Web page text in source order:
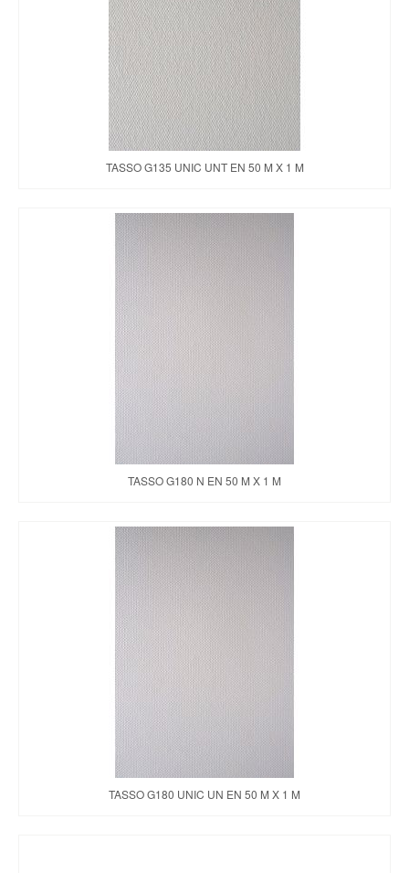
TASSO G135 UNIC UNT EN 50 M X 1 M
TASSO G180 N EN 50 M X 1 M
TASSO G180 UNIC UN EN 50 M X 1 M